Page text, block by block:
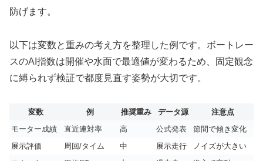
防げます。
以下は変数と重みの考え方を整理した例です。ボートレー
スのAI指数は開催や水面で最適値が変わるため、固定観念
に縛られず検証で都度見直す姿勢が大切です。
変数 例 推奨重み データ源
注意点
モーター成績
直近連対率 高 公式発表
節間で傾き変化
展示評価
周回/タイム 中 展示走行
ノイズが大きい